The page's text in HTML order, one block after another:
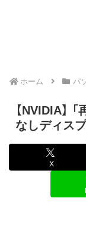
ホーム パ
【NVIDIA】
なしディス
X